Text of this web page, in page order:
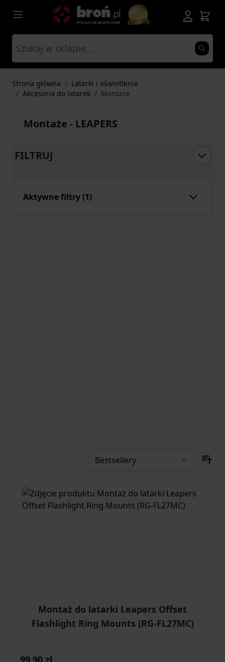
Przejdź do treści
Strona główna / Latarki i oświetlenie
/ Akcesoria do latarek / Montaże
Montaże - LEAPERS
FILTRUJ
Aktywne filtry (1)
Montaż do latarki Leapers Offset
Flashlight Ring Mounts (RG-FL27MC)
99,90 zł